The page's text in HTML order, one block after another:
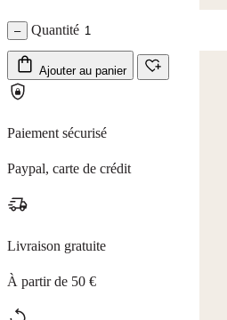
– Quantité
Ajouter au panier
Paiement sécurisé
Paypal, carte de crédit
Livraison gratuite
À partir de 50 €